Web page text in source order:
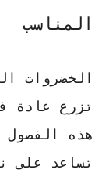
المناسب
الخضروات
تزرع عادة
هذه الفصول
تساعد على